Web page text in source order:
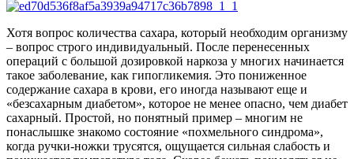
Хотя вопрос количества сахара, который необходим организму
– вопрос строго индивидуальный. После перенесенных
операций с большой дозировкой наркоза у многих начинается
такое заболевание, как гипогликемия. Это пониженное
содержание сахара в крови, его иногда называют еще и
«безсахарным диабетом», которое не менее опасно, чем диабет
сахарный. Простой, но понятный пример – многим не
понаслышке знакомо состояние «похмельного синдрома»,
когда ручки-ножки трусятся, ощущается сильная слабость и